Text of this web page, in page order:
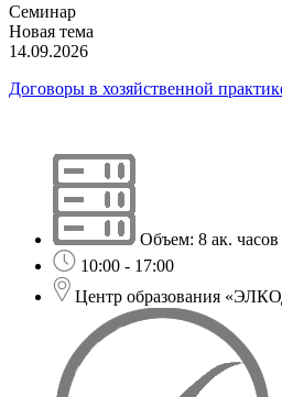
Семинар
Новая тема
14.09.2026
Договоры в хозяйственной
Объем: 8 ак. часов
10:00 - 17:00
Центр образования